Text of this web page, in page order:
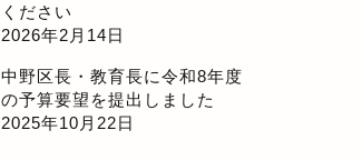
ください
2026年2月14日
中野区長・教育長に令和8年度
の予算要望を提出しました
2025年10月22日